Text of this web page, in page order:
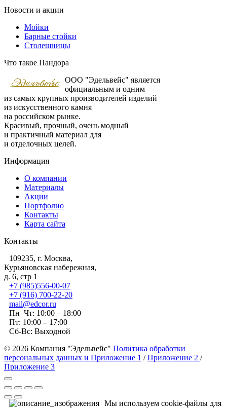
Новости и акции
Мойки
Барные стойки
Столешницы
Что такое Пандора
ООО "Эдельвейс" является
официальным и одним
из самых крупных производителей изделий
из искусственного камня
на российском рынке.
Красивый, прочный, очень модный
и практичный материал для
и отделочных целей.
Информация
О компании
Материалы
Акции
Портфолио
Контакты
Карта сайта
Контакты
109235, г. Москва,
Курьяновская набережная,
д. 6, стр 1
+7 (985)556-00-07
+7 (916) 700-22-20
mail@edcor.ru
Пн–Чт: 10:00 – 18:00
Пт: 10:00 – 17:00
Сб-Вс: Выходной
© 2026 Компания "Эдельвейс" Политика обработки
персональных данных и Приложение 1 /Приложение 2 /
Приложение 3
Мы используем cookie-файлы для